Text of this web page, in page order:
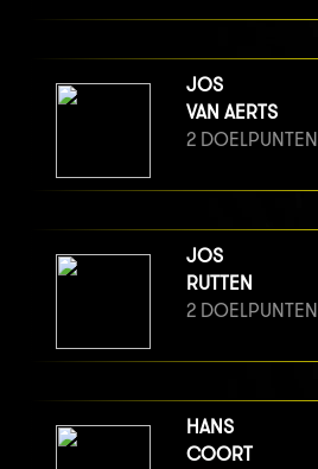
JOS
VAN AERTS
2 DOELPUNTEN
JOS
RUTTEN
2 DOELPUNTEN
HANS
COORT